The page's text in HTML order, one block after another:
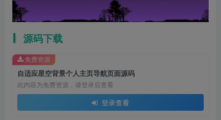
源码下载
自适应星空背景个人主页导航页面源码
此内容为免费资源，请登录后查看
登录查看
免费资源